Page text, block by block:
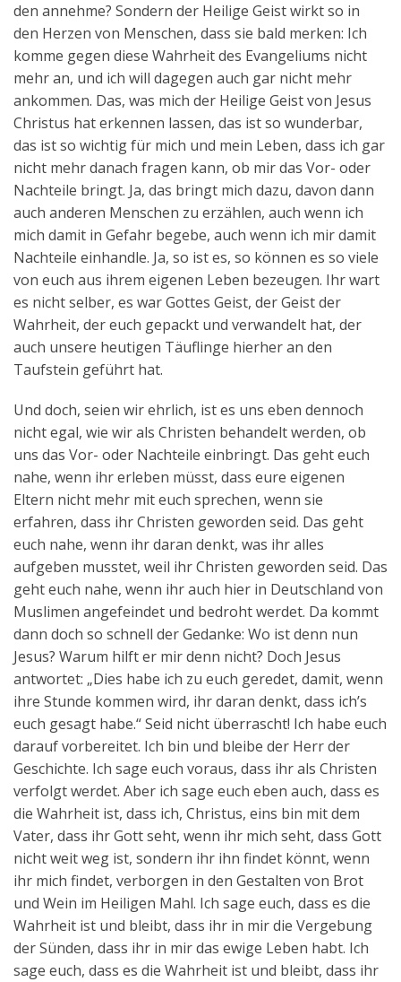
den annehme? Sondern der Heilige Geist wirkt so in
den Herzen von Menschen, dass sie bald merken: Ich
komme gegen diese Wahrheit des Evangeliums nicht
mehr an, und ich will dagegen auch gar nicht mehr
ankommen. Das, was mich der Heilige Geist von Jesus
Christus hat erkennen lassen, das ist so wunderbar,
das ist so wichtig für mich und mein Leben, dass ich gar
nicht mehr danach fragen kann, ob mir das Vor- oder
Nachteile bringt. Ja, das bringt mich dazu, davon dann
auch anderen Menschen zu erzählen, auch wenn ich
mich damit in Gefahr begebe, auch wenn ich mir damit
Nachteile einhandle. Ja, so ist es, so können es so viele
von euch aus ihrem eigenen Leben bezeugen. Ihr wart
es nicht selber, es war Gottes Geist, der Geist der
Wahrheit, der euch gepackt und verwandelt hat, der
auch unsere heutigen Täuflinge hierher an den
Taufstein geführt hat.
Und doch, seien wir ehrlich, ist es uns eben dennoch
nicht egal, wie wir als Christen behandelt werden, ob
uns das Vor- oder Nachteile einbringt. Das geht euch
nahe, wenn ihr erleben müsst, dass eure eigenen
Eltern nicht mehr mit euch sprechen, wenn sie
erfahren, dass ihr Christen geworden seid. Das geht
euch nahe, wenn ihr daran denkt, was ihr alles
aufgeben musstet, weil ihr Christen geworden seid. Das
geht euch nahe, wenn ihr auch hier in Deutschland von
Muslimen angefeindet und bedroht werdet. Da kommt
dann doch so schnell der Gedanke: Wo ist denn nun
Jesus? Warum hilft er mir denn nicht? Doch Jesus
antwortet: „Dies habe ich zu euch geredet, damit, wenn
ihre Stunde kommen wird, ihr daran denkt, dass ich’s
euch gesagt habe.“ Seid nicht überrascht! Ich habe euch
darauf vorbereitet. Ich bin und bleibe der Herr der
Geschichte. Ich sage euch voraus, dass ihr als Christen
verfolgt werdet. Aber ich sage euch eben auch, dass es
die Wahrheit ist, dass ich, Christus, eins bin mit dem
Vater, dass ihr Gott seht, wenn ihr mich seht, dass Gott
nicht weit weg ist, sondern ihr ihn findet könnt, wenn
ihr mich findet, verborgen in den Gestalten von Brot
und Wein im Heiligen Mahl. Ich sage euch, dass es die
Wahrheit ist und bleibt, dass ihr in mir die Vergebung
der Sünden, dass ihr in mir das ewige Leben habt. Ich
sage euch, dass es die Wahrheit ist und bleibt, dass ihr